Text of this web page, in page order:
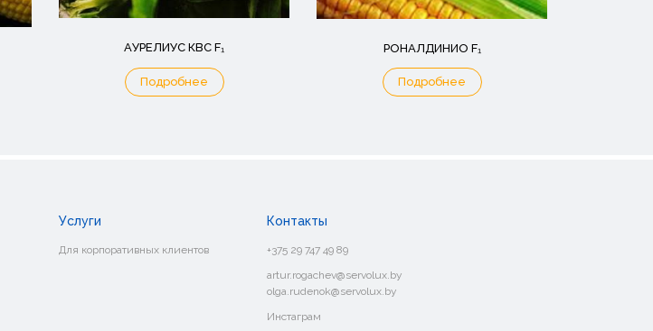
АУРЕЛИУС КВС F₁
Подробнее
РОНАЛДИНИО F₁
Подробнее
Услуги
Для корпоративных клиентов
Контакты
+375 29 747 49 89
artur.rogachev@servolux.by
olga.rudenok@servolux.by
Инстаграм